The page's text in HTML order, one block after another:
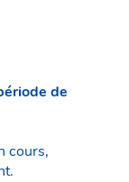
de
cours,